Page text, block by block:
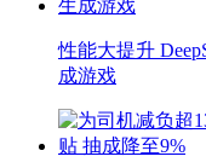
性能大提升
成游戏